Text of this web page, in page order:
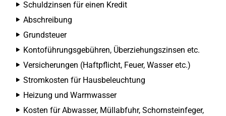
Schuldzinsen für einen Kredit
Abschreibung
Grundsteuer
Kontoführungsgebühren, Überziehungszinsen etc.
Versicherungen (Haftpflicht, Feuer, Wasser etc.)
Stromkosten für Hausbeleuchtung
Heizung und Warmwasser
Kosten für Abwasser, Müllabfuhr, Schornsteinfeger,